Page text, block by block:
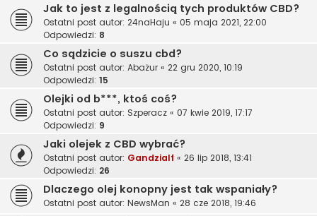
Jak to jest z legalnością tych produktów CBD?
Ostatni post autor: 24naHaju « 05 maja 2021, 22:00
Odpowiedzi: 8
Co sądzicie o suszu cbd?
Ostatni post autor: Abażur « 22 gru 2020, 10:19
Odpowiedzi: 15
Olejki od b***, ktoś coś?
Ostatni post autor: Szperacz « 07 kwie 2019, 17:17
Odpowiedzi: 9
Jaki olejek z CBD wybrać?
Ostatni post autor: Gandzialf « 26 lip 2018, 13:41
Odpowiedzi: 26
Dlaczego olej konopny jest tak wspaniały?
Ostatni post autor: NewsMan « 28 cze 2018, 19:46